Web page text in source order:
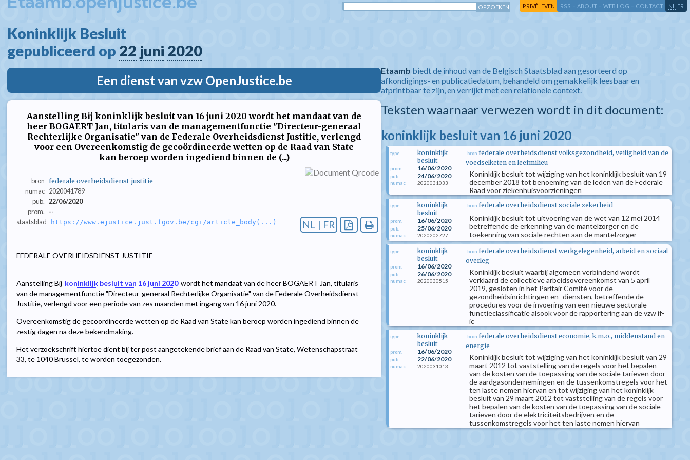
PRIVÉLEVEN RSS - ABOUT - WEB LOG - CONTACT NL FR
Koninklijk Besluit
gepubliceerd op 22 juni 2020
Een dienst van vzw OpenJustice.be
Aanstelling Bij koninklijk besluit van 16 juni 2020 wordt het mandaat van de
heer BOGAERT Jan, titularis van de managementfunctie "Directeur-generaal
Rechterlijke Organisatie" van de Federale Overheidsdienst Justitie, verlengd
voor een Overeenkomstig de gecoördineerde wetten op de Raad van State
kan beroep worden ingediend binnen de (...)
bron federale overheidsdienst justitie
numac 2020041789
pub. 22/06/2020
prom.
--
staatsblad
https://www.ejustice.just.fgov.be/cgi/article_body(...) NL | FR
FEDERALE OVERHEIDSDIENST JUSTITIE
Aanstelling Bij koninklijk besluit van 16 juni 2020 wordt het mandaat van de heer BOGAERT Jan, titularis
van de managementfunctie "Directeur-generaal Rechterlijke Organisatie" van de Federale Overheidsdienst
Justitie, verlengd voor een periode van zes maanden met ingang van 16 juni 2020.
Overeenkomstig de gecoördineerde wetten op de Raad van State kan beroep worden ingediend binnen de
zestig dagen na deze bekendmaking.
Het verzoekschrift hiertoe dient bij ter post aangetekende brief aan de Raad van State, Wetenschapstraat
33, te 1040 Brussel, te worden toegezonden.
Etaamb biedt de inhoud van de Belgisch Staatsblad aan gesorteerd op
afkondigings- en publicatiedatum, behandeld om gemakkelijk leesbaar en
afprintbaar te zijn, en verrijkt met een relationele context.
Teksten waarnaar verwezen wordt in dit document:
koninklijk besluit van 16 juni 2020
type
koninklijk
besluit
prom. 16/06/2020
pub. 24/06/2020
numac 2020031033
bron federale overheidsdienst volksgezondheid, veiligheid van de
voedselketen en leefmilieu
Koninklijk besluit tot wijziging van het koninklijk besluit van 19
december 2018 tot benoeming van de leden van de Federale
Raad voor ziekenhuisvoorzieningen
type
koninklijk
besluit
prom. 16/06/2020
pub. 25/06/2020
numac 2020202727
bron federale overheidsdienst sociale zekerheid
Koninklijk besluit tot uitvoering van de wet van 12 mei 2014
betreffende de erkenning van de mantelzorger en de
toekenning van sociale rechten aan de mantelzorger
type
koninklijk
besluit
prom. 16/06/2020
pub. 26/06/2020
numac 2020030515
bron federale overheidsdienst werkgelegenheid, arbeid en sociaal
overleg
Koninklijk besluit waarbij algemeen verbindend wordt
verklaard de collectieve arbeidsovereenkomst van 5 april
2019, gesloten in het Paritair Comité voor de
gezondheidsinrichtingen en -diensten, betreffende de
procedures voor de invoering van een nieuwe sectorale
functieclassificatie alsook voor de rapportering aan de vzw if-
ic
type
koninklijk
besluit
prom. 16/06/2020
pub. 22/06/2020
numac 2020031013
bron federale overheidsdienst economie, k.m.o., middenstand en
energie
Koninklijk besluit tot wijziging van het koninklijk besluit van 29
maart 2012 tot vaststelling van de regels voor het bepalen
van de kosten van de toepassing van de sociale tarieven door
de aardgasondernemingen en de tussenkomstregels voor het
ten laste nemen hiervan en tot wijziging van het koninklijk
besluit van 29 maart 2012 tot vaststelling van de regels voor
het bepalen van de kosten van de toepassing van de sociale
tarieven door de elektriciteitsbedrijven en de
tussenkomstregels voor het ten laste nemen hiervan